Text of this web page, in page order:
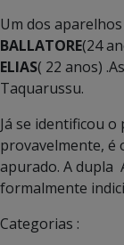
Um dos
BALLATORE(24
ELIAS( 22 anos)
Taquarussu.
Já se identificou
provavelmente, é
apurado. A dupla
formalmente
Categorias :